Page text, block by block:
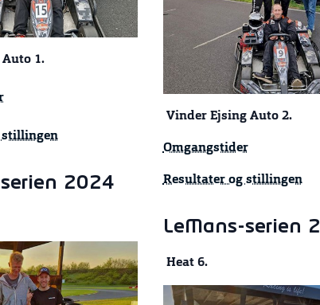
1.
stillingen
2024
Vinder Ejsing Auto 2.
Omgangstider
Resultater og stillingen
LeMans-serien
Heat 6.